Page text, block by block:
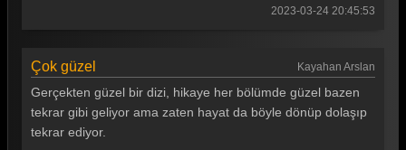
Gönül Dağı 56. Bölüm
Gönül Dağı 55. Bölüm
Gönül Dağı 54. Bölüm
2023-03-24 20:45:53
Çok güzel Kayahan Arslan
Gerçekten güzel bir dizi, hikaye her bölümde güzel bazen
tekrar gibi geliyor ama zaten hayat da böyle dönüp dolaşıp
tekrar ediyor.